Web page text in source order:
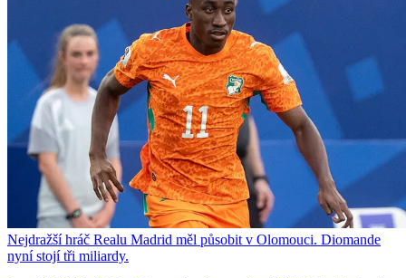
Nejdražší hráč Realu Madrid měl působit v Olomouci. Diomande
nyní stojí tři miliardy.